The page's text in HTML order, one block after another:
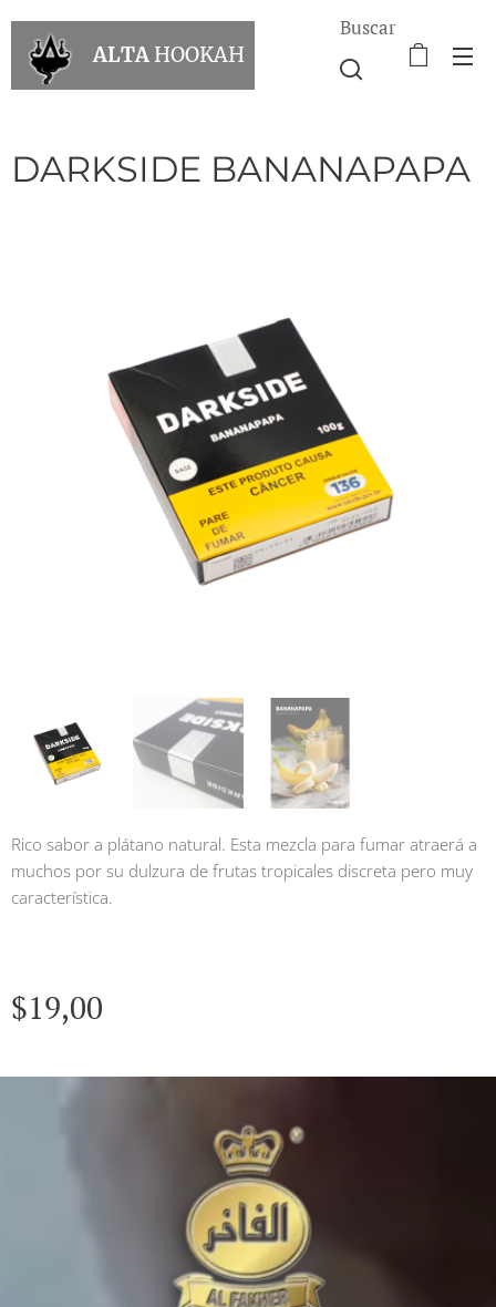
ALTA HOOKAH
Buscar
DARKSIDE BANANAPAPA
Rico sabor a plátano natural. Esta mezcla para fumar atraerá a
muchos por su dulzura de frutas tropicales discreta pero muy
característica.
$19,00